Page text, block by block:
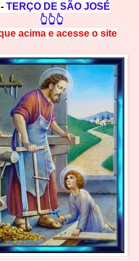
TERÇO DE SÃO JOSÉ
👆👆👆
acima e acesse o site